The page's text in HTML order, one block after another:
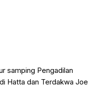
samping Pengadilan
Hatta dan Terdakwa Joe